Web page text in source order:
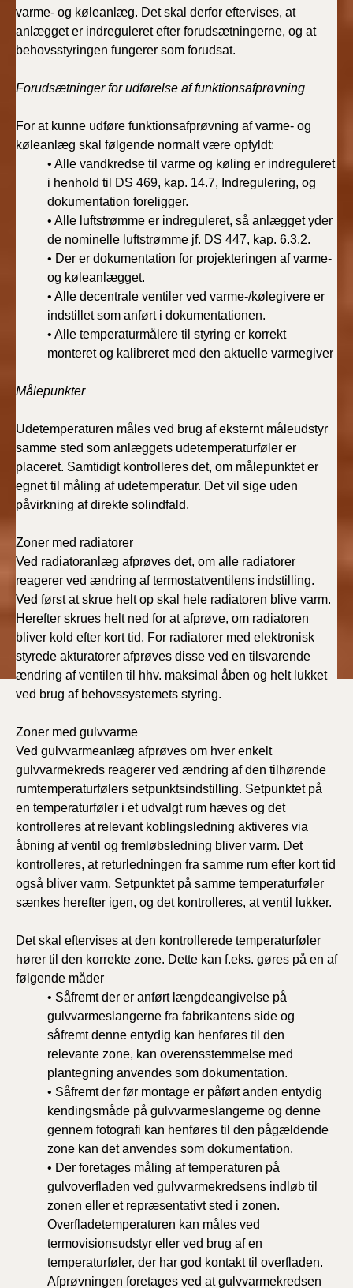
varme- og køleanlæg. Det skal derfor eftervises, at
anlægget er indreguleret efter forudsætningerne, og at
behovsstyringen fungerer som forudsat.
Forudsætninger for udførelse af funktionsafprøvning
For at kunne udføre funktionsafprøvning af varme- og
køleanlæg skal følgende normalt være opfyldt:
• Alle vandkredse til varme og køling er indreguleret
i henhold til DS 469, kap. 14.7, Indregulering, og
dokumentation foreligger.
• Alle luftstrømme er indreguleret, så anlægget yder
de nominelle luftstrømme jf. DS 447, kap. 6.3.2.
• Der er dokumentation for projekteringen af varme-
og køleanlægget.
• Alle decentrale ventiler ved varme-/kølegivere er
indstillet som anført i dokumentationen.
• Alle temperaturmålere til styring er korrekt
monteret og kalibreret med den aktuelle varmegiver
Målepunkter
Udetemperaturen måles ved brug af eksternt måleudstyr
samme sted som anlæggets udetemperaturføler er
placeret. Samtidigt kontrolleres det, om målepunktet er
egnet til måling af udetemperatur. Det vil sige uden
påvirkning af direkte solindfald.
Zoner med radiatorer
Ved radiatoranlæg afprøves det, om alle radiatorer
reagerer ved ændring af termostatventilens indstilling.
Ved først at skrue helt op skal hele radiatoren blive varm.
Herefter skrues helt ned for at afprøve, om radiatoren
bliver kold efter kort tid. For radiatorer med elektronisk
styrede akturatorer afprøves disse ved en tilsvarende
ændring af ventilen til hhv. maksimal åben og helt lukket
ved brug af behovssystemets styring.
Zoner med gulvvarme
Ved gulvvarmeanlæg afprøves om hver enkelt
gulvvarmekreds reagerer ved ændring af den tilhørende
rumtemperaturfølers setpunktsindstilling. Setpunktet på
en temperaturføler i et udvalgt rum hæves og det
kontrolleres at relevant koblingsledning aktiveres via
åbning af ventil og fremløbsledning bliver varm. Det
kontrolleres, at returledningen fra samme rum efter kort tid
også bliver varm. Setpunktet på samme temperaturføler
sænkes herefter igen, og det kontrolleres, at ventil lukker.
Det skal eftervises at den kontrollerede temperaturføler
hører til den korrekte zone. Dette kan f.eks. gøres på en af
følgende måder
• Såfremt der er anført længdeangivelse på
gulvvarmeslangerne fra fabrikantens side og
såfremt denne entydig kan henføres til den
relevante zone, kan overensstemmelse med
plantegning anvendes som dokumentation.
• Såfremt der før montage er påført anden entydig
kendingsmåde på gulvvarmeslangerne og denne
gennem fotografi kan henføres til den pågældende
zone kan det anvendes som dokumentation.
• Der foretages måling af temperaturen på
gulvoverfladen ved gulvvarmekredsens indløb til
zonen eller et repræsentativt sted i zonen.
Overfladetemperaturen kan måles ved
termovisionsudstyr eller ved brug af en
temperaturføler, der har god kontakt til overfladen.
Afprøvningen foretages ved at gulvvarmekredsen